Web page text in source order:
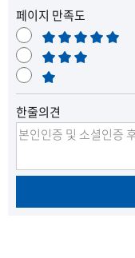
페이지 만족도
매
우
만
족
보
통
매
우
불
만
한줄의견